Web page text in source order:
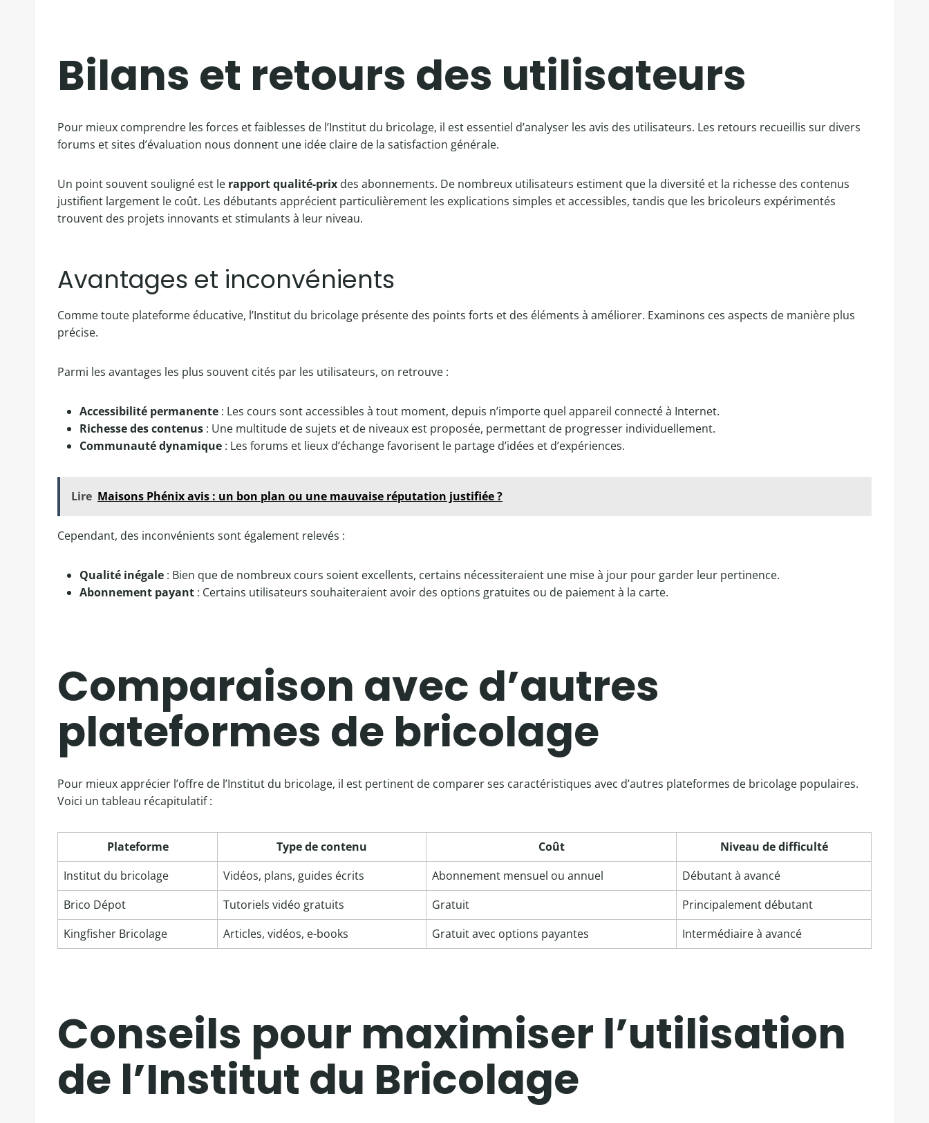
Bilans et retours des utilisateurs
Pour mieux comprendre les forces et faiblesses de l’Institut du bricolage, il est essentiel d’analyser les avis des utilisateurs. Les retours recueillis sur divers
forums et sites d’évaluation nous donnent une idée claire de la satisfaction générale.
Un point souvent souligné est le rapport qualité-prix des abonnements. De nombreux utilisateurs estiment que la diversité et la richesse des contenus
justifient largement le coût. Les débutants apprécient particulièrement les explications simples et accessibles, tandis que les bricoleurs expérimentés
trouvent des projets innovants et stimulants à leur niveau.
Avantages et inconvénients
Comme toute plateforme éducative, l’Institut du bricolage présente des points forts et des éléments à améliorer. Examinons ces aspects de manière plus
précise.
Parmi les avantages les plus souvent cités par les utilisateurs, on retrouve :
Accessibilité permanente : Les cours sont accessibles à tout moment, depuis n’importe quel appareil connecté à Internet.
Richesse des contenus : Une multitude de sujets et de niveaux est proposée, permettant de progresser individuellement.
Communauté dynamique : Les forums et lieux d’échange favorisent le partage d’idées et d’expériences.
Lire Maisons Phénix avis : un bon plan ou une mauvaise réputation justifiée ?
Cependant, des inconvénients sont également relevés :
Qualité inégale : Bien que de nombreux cours soient excellents, certains nécessiteraient une mise à jour pour garder leur pertinence.
Abonnement payant : Certains utilisateurs souhaiteraient avoir des options gratuites ou de paiement à la carte.
Comparaison avec d’autres
plateformes de bricolage
Pour mieux apprécier l’offre de l’Institut du bricolage, il est pertinent de comparer ses caractéristiques avec d’autres plateformes de bricolage populaires.
Voici un tableau récapitulatif :
Plateforme Type de contenu Coût
Niveau de difficulté
Institut du bricolage
Vidéos, plans, guides écrits Abonnement mensuel ou annuel
Débutant à avancé
Brico Dépot
Tutoriels vidéo gratuits Gratuit
Principalement débutant
Kingfisher Bricolage
Articles, vidéos, e-books Gratuit avec options payantes Intermédiaire à avancé
Conseils pour maximiser l’utilisation
de l’Institut du Bricolage